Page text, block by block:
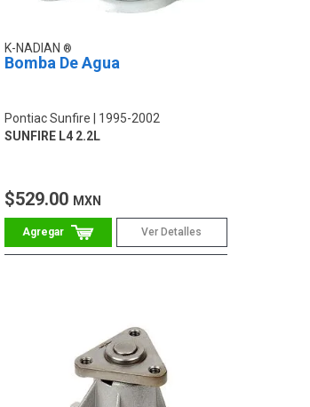
K-NADIAN
Bomba De Agua
Pontiac Sunfire
1995-2002
SUNFIRE L4 2.2L
$529.00 MXN
Ver Detalles